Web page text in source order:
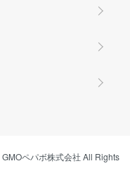
GMOペパボ株式会社 All Rights